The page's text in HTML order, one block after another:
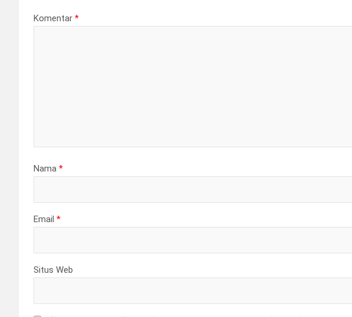
Komentar *
Nama *
Email *
Situs Web